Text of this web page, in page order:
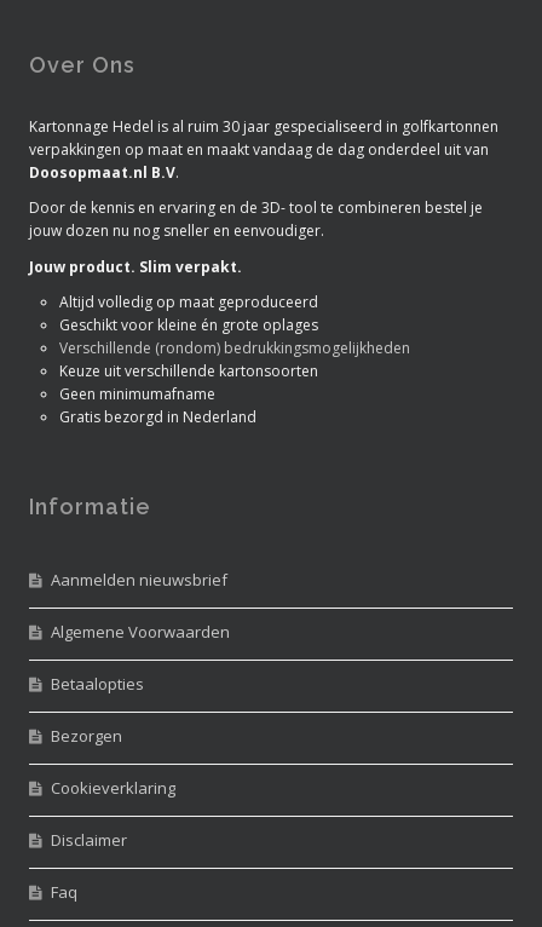
Over Ons
Kartonnage Hedel is al ruim 30 jaar gespecialiseerd in golfkartonnen
verpakkingen op maat en maakt vandaag de dag onderdeel uit van
Doosopmaat.nl B.V.
Door de kennis en ervaring en de 3D- tool te combineren bestel je
jouw dozen nu nog sneller en eenvoudiger.
Jouw product. Slim verpakt.
Altijd volledig op maat geproduceerd
Geschikt voor kleine én grote oplages
Verschillende (rondom) bedrukkingsmogelijkheden
Keuze uit verschillende kartonsoorten
Geen minimumafname
Gratis bezorgd in Nederland
Informatie
Aanmelden nieuwsbrief
Algemene Voorwaarden
Betaalopties
Bezorgen
Cookieverklaring
Disclaimer
Faq